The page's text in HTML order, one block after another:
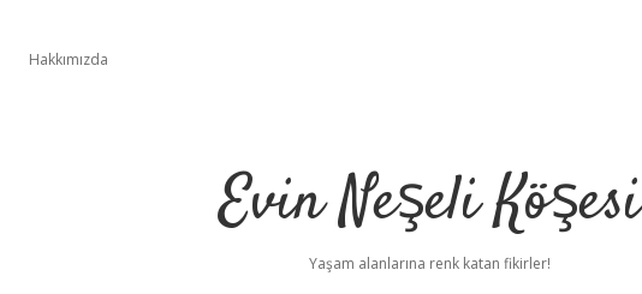
Hakkımızda
Evin Neşeli Köşesi
Yaşam alanlarına renk katan fikirler!